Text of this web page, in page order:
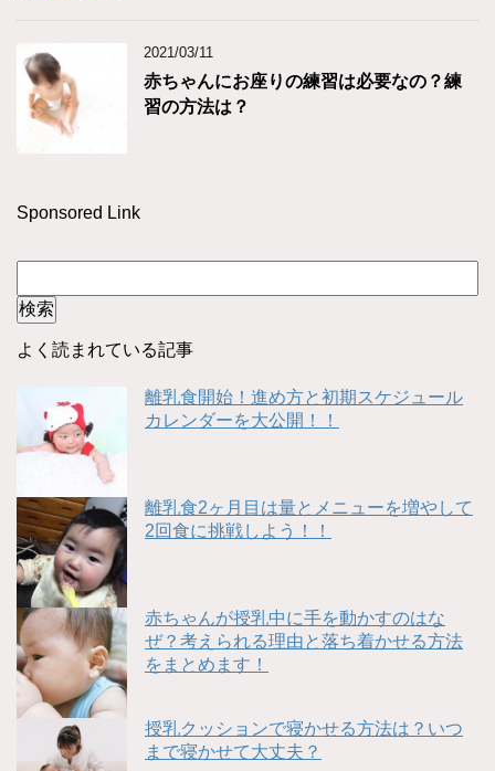
2021/03/11
赤ちゃんにお座りの練習は必要なの？練
習の方法は？
Sponsored Link
よく読まれている記事
離乳食開始！進め方と初期スケジュール
カレンダーを大公開！！
離乳食2ヶ月目は量とメニューを増やして
2回食に挑戦しよう！！
赤ちゃんが授乳中に手を動かすのはな
ぜ？考えられる理由と落ち着かせる方法
をまとめます！
授乳クッションで寝かせる方法は？いつ
まで寝かせて大丈夫？